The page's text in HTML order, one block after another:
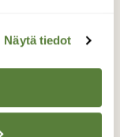
Näytä tiedot